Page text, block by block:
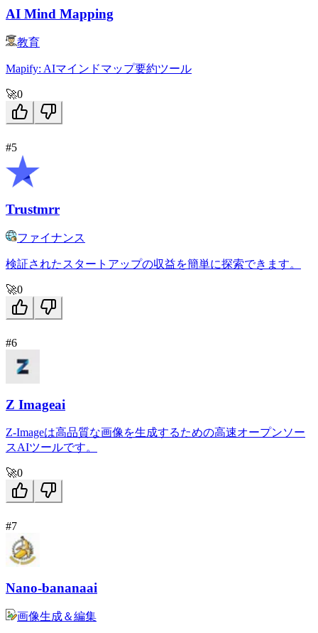
AI Mind Mapping
教育
Mapify: AIマインドマップ要約ツール
🚀0
#5
Trustmrr
ファイナンス
検証されたスタートアップの収益を簡単に探索できます。
🚀0
#6
Z Imageai
Z-Imageは高品質な画像を生成するための高速オープンソー
スAIツールです。
🚀0
#7
Nano-bananaai
画像生成＆編集